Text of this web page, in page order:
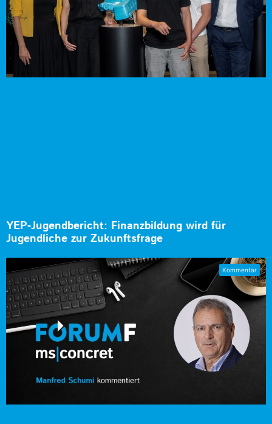
YEP-Jugendbericht: Finanzbildung wird für
Jugendliche zur Zukunftsfrage